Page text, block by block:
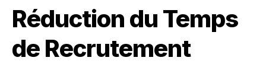
Réduction du Temps
de Recrutement